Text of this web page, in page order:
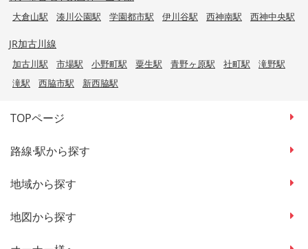
大倉山駅 湊川公園駅 学園都市駅 伊川谷駅 西神南駅 西神中央駅
JR加古川線
加古川駅 市場駅 小野町駅 粟生駅 青野ヶ原駅 社町駅
滝野駅
滝駅
西脇市駅 新西脇駅
TOPページ
路線·駅から探す
地域から探す
地図から探す